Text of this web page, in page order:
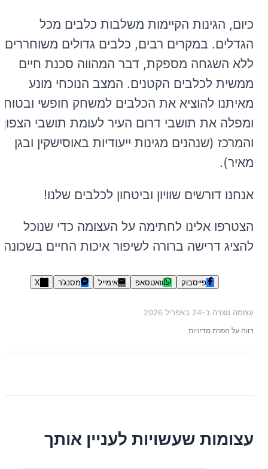
כיום, הגינות הקיימות משלבות כלבים מכל
הגדלים. במקרים רבים, כלבים גדולים משוחררים
ללא השגחה מספקת, דבר המהווה סכנת חיים
ממשית לכלבים הקטנים. המצב הנוכחי מונע
מאיתנו להוציא את הכלבים למשחק חופשי ובטוח,
ומפלה את תושבי דרום העיר לעומת תושבי הצפון
והמרכז (שנהנים מגינות ייעודיות באוסישקין ובגן
מאיר).
אנחנו דורשים שוויון וביטחון לכלבים שלנו!
הצטרפו אלינו לחתימה על העצומה כדי שנוכל
להציג דרישה ברורה לשיפור איכות החיים בשכונה.
פייסבוק וואטסאפ אימייל מסנג'ר X
עצומה נוצרה ב-24 באפריל 2026
דווח על הפרת מדיניות
עצומות שעשויות לעניין אותך